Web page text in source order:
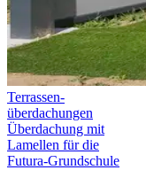
Terrassen­
überdachungen
Überdachung mit
Lamellen für die
Futura-Grundschule